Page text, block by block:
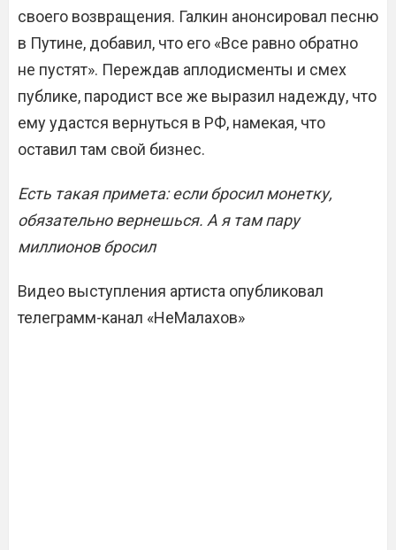
своего возвращения. Галкин анонсировал песню
в Путине, добавил, что его «Все равно обратно
не пустят». Переждав аплодисменты и смех
публике, пародист все же выразил надежду, что
ему удастся вернуться в РФ, намекая, что
оставил там свой бизнес.
Есть такая примета: если бросил монетку,
обязательно вернешься. А я там пару
миллионов бросил
Видео выступления артиста опубликовал
телеграмм-канал «НеМалахов»